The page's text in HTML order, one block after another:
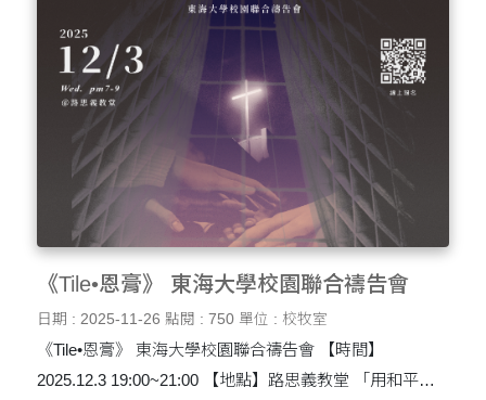
《Tile•恩膏》 東海大學校園聯合禱告會
日期 : 2025-11-26 點閱 : 750 單位 : 校牧室
《Tile•恩膏》 東海大學校園聯合禱告會 【時間】
2025.12.3 19:00~21:00 【地點】路思義教堂 「用和平彼